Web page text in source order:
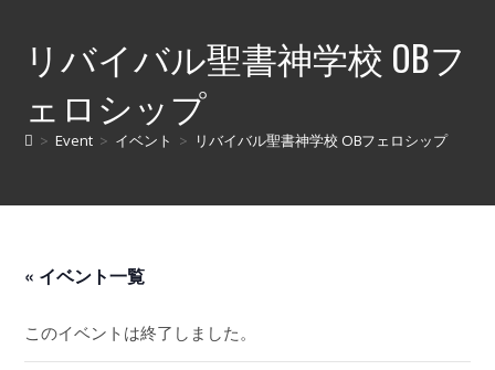
リバイバル聖書神学校 OBフ
ェロシップ
> Event > イベント > リバイバル聖書神学校 OBフェロシップ
« イベント一覧
このイベントは終了しました。